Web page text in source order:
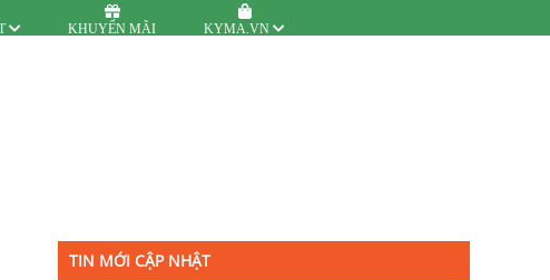
KHUYẾN MÃI KYMA.VN
TIN MỚI CẬP NHẬT